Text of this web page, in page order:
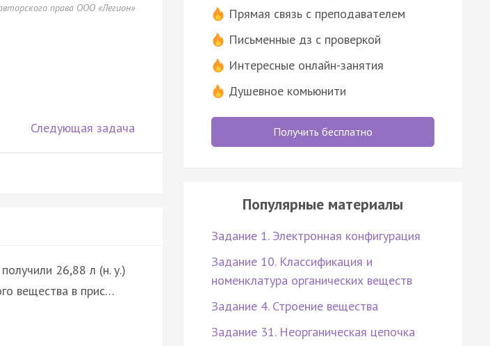
права ООО «Легион»
Следующая задача
26,88 л (н. у.)
вещества в прис…
Прямая связь с преподавателем
Письменные дз с проверкой
Интересные онлайн-занятия
Душевное комьюнити
Получить бесплатно
Популярные материалы
Задание 1. Электронная конфигурация
Задание 10. Классификация и
номенклатура органических веществ
Задание 4. Строение вещества
Задание 31. Неорганическая цепочка